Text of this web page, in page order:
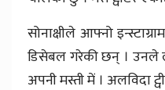
सोनाक्षीले आफ्नो
डिसेबल गरेकी छन् ।
अपनी मस्ती में । अलविदा